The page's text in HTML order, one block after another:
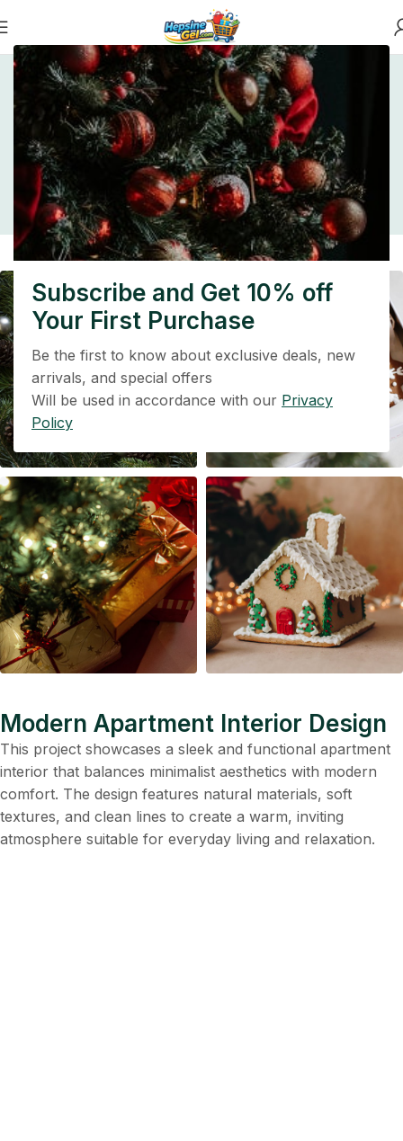
Subscribe and Get 10% off
Your First Purchase
Be the first to know about exclusive deals, new
arrivals, and special offers
Will be used in accordance with our Privacy
Policy
Home Inspiration
Modanın Geleceği: Teknoloji,
Trendler ve Tam Dönüşüm
Modanın Geleceği:
Teknoloji, Trendler ve
Tam Dönüşüm
Modern Apartment Interior Design
This project showcases a sleek and functional apartment
interior that balances minimalist aesthetics with modern
comfort. The design features natural materials, soft
textures, and clean lines to create a warm, inviting
atmosphere suitable for everyday living and relaxation.